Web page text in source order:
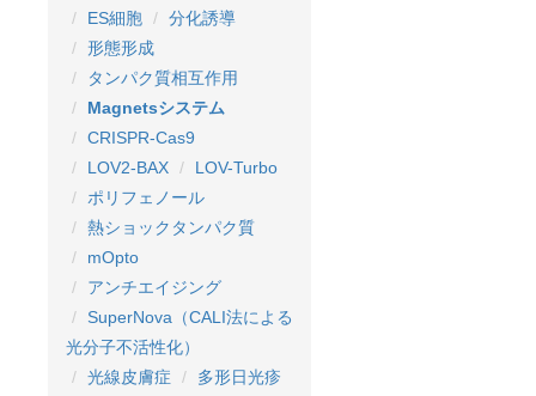
ES細胞
分化誘導
形態形成
タンパク質相互作用
Magnetsシステム
CRISPR-Cas9
LOV2-BAX
LOV-Turbo
ポリフェノール
熱ショックタンパク質
mOpto
アンチエイジング
SuperNova（CALI法による
光分子不活性化）
光線皮膚症
多形日光疹